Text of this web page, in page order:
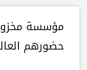
مؤسسة
حضورهم